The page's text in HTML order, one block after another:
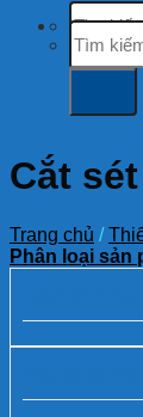
Tìm
kiếm:
Tìm
kiếm:
Cắt
Trang chủ /
Phân loại sản